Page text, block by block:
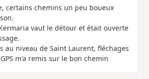
certains chemins un peu boueux
vaut le détour et était ouverte
au niveau de Saint Laurent, fléchages
m'a remis sur le bon chemin